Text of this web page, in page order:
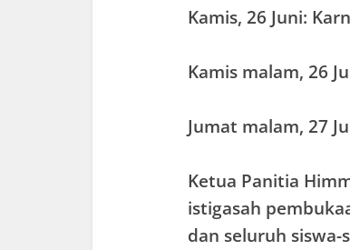
Kamis, 26 Juni:
Kamis malam, 26
Jumat malam, 27
Ketua Panitia
istigasah
dan seluruh siswa-